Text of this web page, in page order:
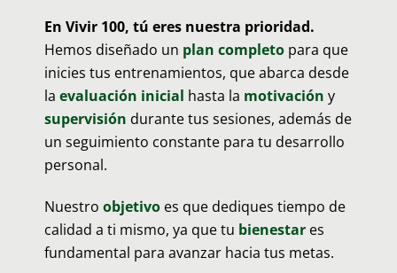
En Vivir 100, tú eres nuestra prioridad.
Hemos diseñado un plan completopara que
inicies tus entrenamientos, que abarca desde
la evaluación inicial hasta la motivación y
supervisión durante tus sesiones, además de
un seguimiento constante para tu desarrollo
personal.
Nuestro objetivoes que dediques tiempo de
calidad a ti mismo, ya que tu bienestares
fundamental para avanzar hacia tus metas.